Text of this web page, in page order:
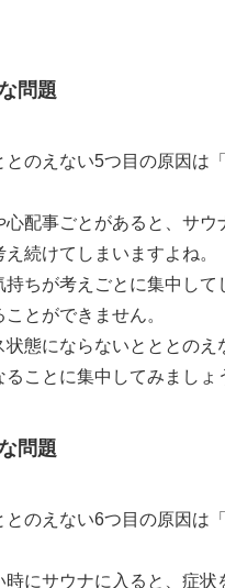
問題
とのえない5つ目の原因は
心配事ごとがあると、サウ
続けてしまいますよね。
持ちが考えごとに集中して
とができません。
状態にならないとととの
ることに集中してみましょ
問題
とのえない6つ目の原因は
時にサウナに入ると、症状